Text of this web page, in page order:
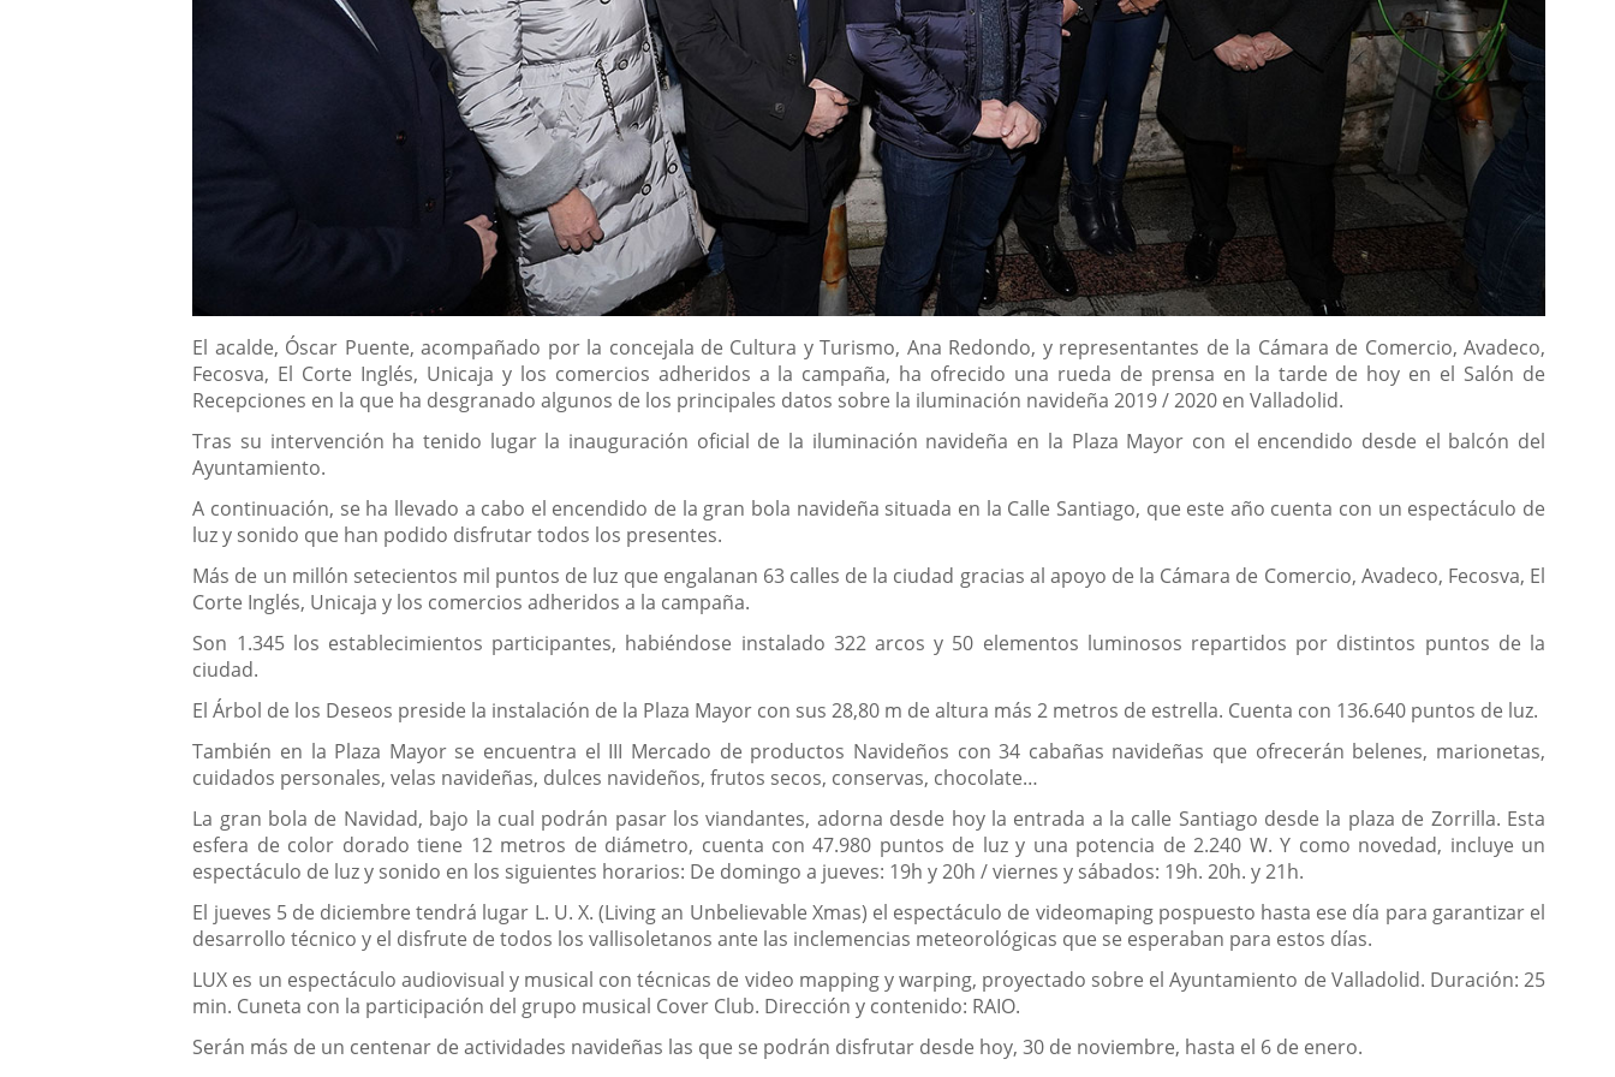
Descripción
El acalde, Óscar Puente, acompañado por la concejala de Cultura y Turismo, Ana Redondo, y representantes de la Cámara de Comercio, Avadeco,
Fecosva, El Corte Inglés, Unicaja y los comercios adheridos a la campaña, ha ofrecido una rueda de prensa en la tarde de hoy en el Salón de
Recepciones en la que ha desgranado algunos de los principales datos sobre la iluminación navideña 2019 / 2020 en Valladolid.
Tras su intervención ha tenido lugar la inauguración oficial de la iluminación navideña en la Plaza Mayor con el encendido desde el balcón del
Ayuntamiento.
A continuación, se ha llevado a cabo el encendido de la gran bola navideña situada en la Calle Santiago, que este año cuenta con un espectáculo de
luz y sonido que han podido disfrutar todos los presentes.
Más de un millón setecientos mil puntos de luz que engalanan 63 calles de la ciudad gracias al apoyo de la Cámara de Comercio, Avadeco, Fecosva, El
Corte Inglés, Unicaja y los comercios adheridos a la campaña.
Son 1.345 los establecimientos participantes, habiéndose instalado 322 arcos y 50 elementos luminosos repartidos por distintos puntos de la
ciudad.
El Árbol de los Deseos preside la instalación de la Plaza Mayor con sus 28,80 m de altura más 2 metros de estrella. Cuenta con 136.640 puntos de luz.
También en la Plaza Mayor se encuentra el III Mercado de productos Navideños con 34 cabañas navideñas que ofrecerán belenes, marionetas,
cuidados personales, velas navideñas, dulces navideños, frutos secos, conservas, chocolate…
La gran bola de Navidad, bajo la cual podrán pasar los viandantes, adorna desde hoy la entrada a la calle Santiago desde la plaza de Zorrilla. Esta
esfera de color dorado tiene 12 metros de diámetro, cuenta con 47.980 puntos de luz y una potencia de 2.240 W. Y como novedad, incluye un
espectáculo de luz y sonido en los siguientes horarios: De domingo a jueves: 19h y 20h / viernes y sábados: 19h. 20h. y 21h.
El jueves 5 de diciembre tendrá lugar L. U. X. (Living an Unbelievable Xmas) el espectáculo de videomaping pospuesto hasta ese día para garantizar el
desarrollo técnico y el disfrute de todos los vallisoletanos ante las inclemencias meteorológicas que se esperaban para estos días.
LUX es un espectáculo audiovisual y musical con técnicas de video mapping y warping, proyectado sobre el Ayuntamiento de Valladolid. Duración: 25
min. Cuneta con la participación del grupo musical Cover Club. Dirección y contenido: RAIO.
Serán más de un centenar de actividades navideñas las que se podrán disfrutar desde hoy, 30 de noviembre, hasta el 6 de enero.